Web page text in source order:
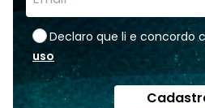
Declaro que li e concordo
uso